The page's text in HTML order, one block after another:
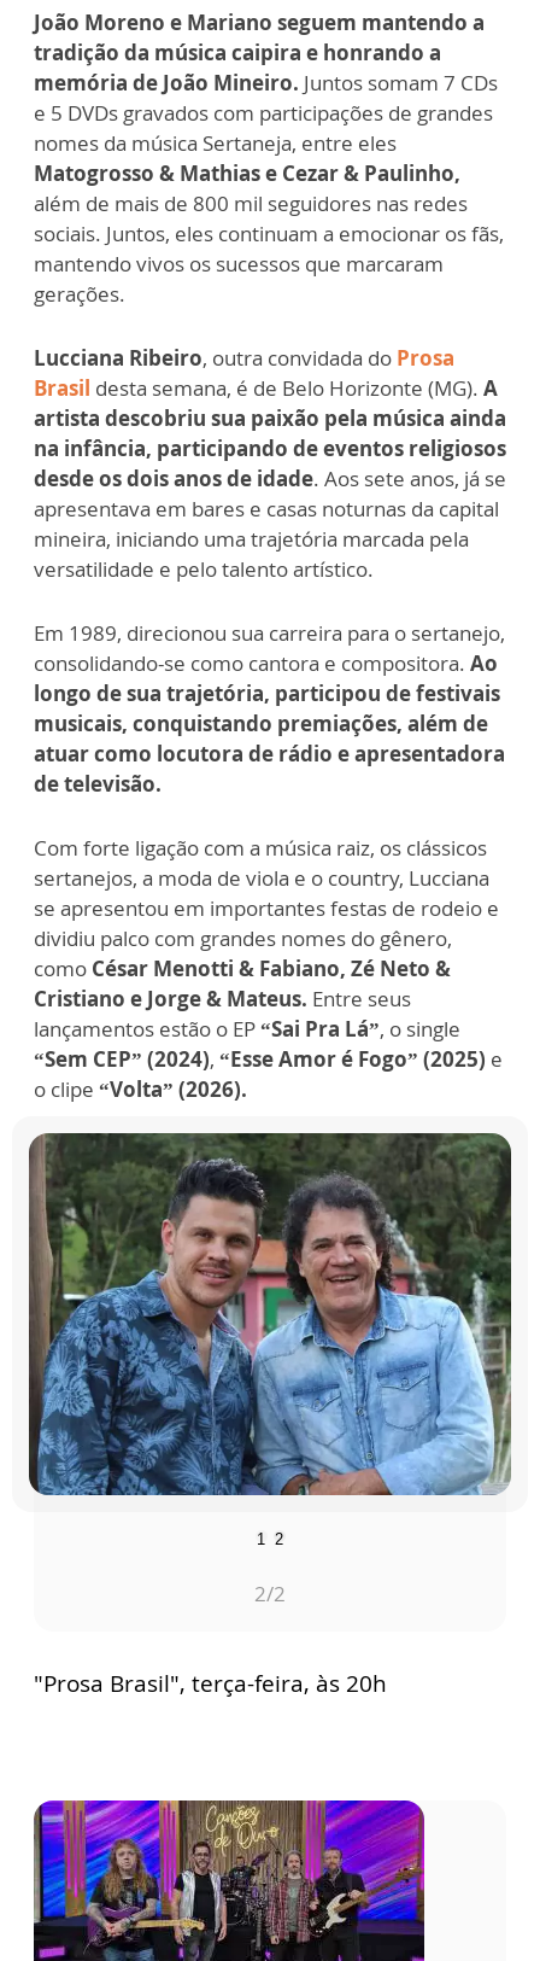
João Moreno e Mariano seguem mantendo a
tradição da música caipira e honrando a
memória de João Mineiro. Juntos somam 7 CDs
e 5 DVDs gravados com participações de grandes
nomes da música Sertaneja, entre eles
Matogrosso & Mathias e Cezar & Paulinho,
além de mais de 800 mil seguidores nas redes
sociais. Juntos, eles continuam a emocionar os fãs,
mantendo vivos os sucessos que marcaram
gerações.
Lucciana Ribeiro, outra convidada do Prosa
Brasil desta semana, é de Belo Horizonte (MG). A
artista descobriu sua paixão pela música ainda
na infância, participando de eventos religiosos
desde os dois anos de idade. Aos sete anos, já se
apresentava em bares e casas noturnas da capital
mineira, iniciando uma trajetória marcada pela
versatilidade e pelo talento artístico.
Em 1989, direcionou sua carreira para o sertanejo,
consolidando-se como cantora e compositora. Ao
longo de sua trajetória, participou de festivais
musicais, conquistando premiações, além de
atuar como locutora de rádio e apresentadora
de televisão.
Com forte ligação com a música raiz, os clássicos
sertanejos, a moda de viola e o country, Lucciana
se apresentou em importantes festas de rodeio e
dividiu palco com grandes nomes do gênero,
como César Menotti & Fabiano, Zé Neto &
Cristiano e Jorge & Mateus. Entre seus
lançamentos estão o EP“Sai Pra Lá”, o single
“Sem CEP” (2024), “Esse Amor é Fogo” (2025) e
o clipe “Volta” (2026).
1 2
1/2
"Prosa Brasil", terça-feira, às 20h